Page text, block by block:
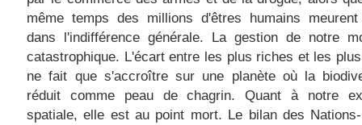
même temps des millions d'êtres humains
dans l'indifférence générale. La gestion de notre
catastrophique. L'écart entre les plus riches et les
ne fait que s'accroître sur une planète où la
réduit comme peau de chagrin. Quant à notre
spatiale, elle est au point mort. Le bilan des